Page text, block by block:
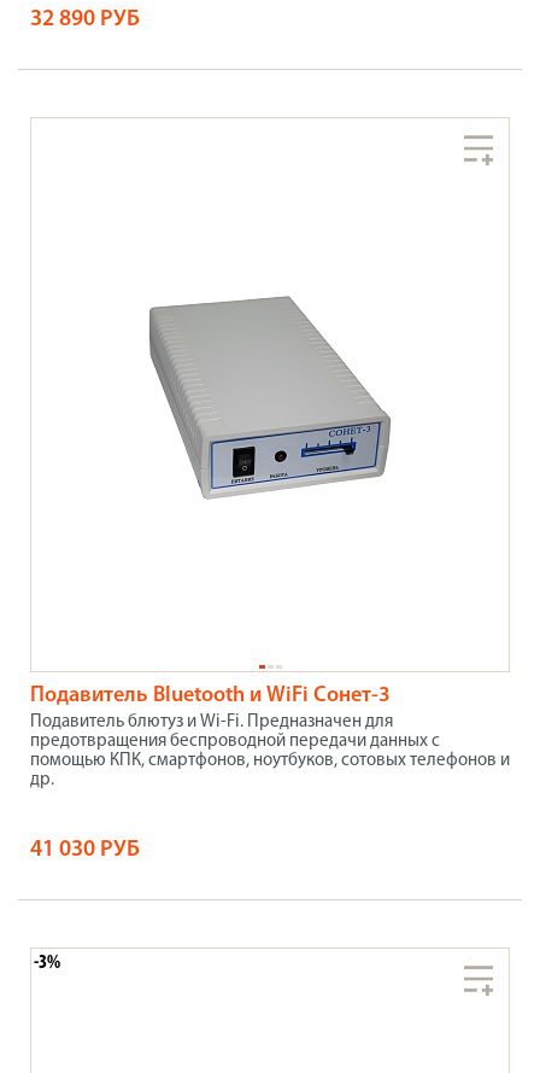
32 890 РУБ
Подавитель Bluetooth и WiFi Сонет-3
Подавитель блютуз и Wi-Fi. Предназначен для
предотвращения беспроводной передачи данных с
помощью КПК, смартфонов, ноутбуков, сотовых телефонов и
др.
41 030 РУБ
-3%